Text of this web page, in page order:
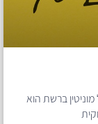
מוניטין ברשת הוא